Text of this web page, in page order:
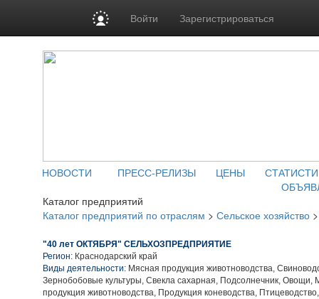
Войти Зарегистрироваться
НОВОСТИ ПРЕСС-РЕЛИЗЫ ЦЕНЫ
Каталог предприятий
Каталог предприятий по отраслям > Сельское хозяйство
"40 лет ОКТЯБРЯ" СЕЛЬХОЗПРЕДПРИЯТИЕ
Регион: Краснодарский край
Виды деятельности: Мясная продукция животноводства,
Зернобобовые культуры, Свекла сахарная, Подсолнечник, Овощи,
продукция животноводства, Продукция коневодства,